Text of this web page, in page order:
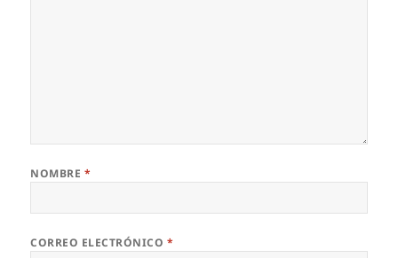
NOMBRE *
CORREO ELECTRÓNICO *